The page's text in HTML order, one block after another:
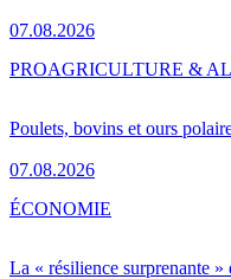
07.08.2026
Poulets, bovins et ours
07.08.2026
PROAGRICULTURE &
La « résilience surprenante
ÉCONOMIE